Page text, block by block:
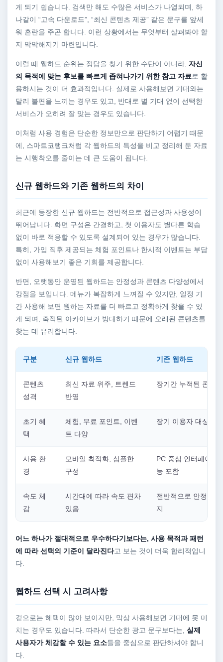
게 되기 쉽습니다. 검색만 해도 수많은 서비스가 나열되며, 하
나같이 “고속 다운로드”, “최신 콘텐츠 제공” 같은 문구를 앞세
워 혼란을 주곤 합니다. 이런 상황에서는 무엇부터 살펴봐야 할
지 막막해지기 마련입니다.
이럴 때 웹하드 순위는 정답을 찾기 위한 수단이 아니라, 자신
의 목적에 맞는 후보를 빠르게 좁혀나가기 위한 참고 자료로 활
용하시는 것이 더 효과적입니다. 실제로 사용해보면 기대와는
달리 불편을 느끼는 경우도 있고, 반대로 별 기대 없이 선택한
서비스가 오히려 잘 맞는 경우도 있습니다.
이처럼 사용 경험은 단순한 정보만으로 판단하기 어렵기 때문
에, 스마트코랭크처럼 각 웹하드의 특성을 비교 정리해 둔 자료
는 시행착오를 줄이는 데 큰 도움이 됩니다.
신규 웹하드와 기존 웹하드의 차이
최근에 등장한 신규 웹하드는 전반적으로 접근성과 사용성이
뛰어납니다. 화면 구성은 간결하고, 첫 이용자도 별다른 학습
없이 바로 적응할 수 있도록 설계되어 있는 경우가 많습니다.
특히, 가입 직후 제공되는 체험 포인트나 한시적 이벤트는 부담
없이 사용해보기 좋은 기회를 제공합니다.
반면, 오랫동안 운영된 웹하드는 안정성과 콘텐츠 다양성에서
강점을 보입니다. 메뉴가 복잡하게 느껴질 수 있지만, 일정 기
간 사용해 보면 원하는 자료를 더 빠르고 정확하게 찾을 수 있
게 되며, 축적된 아카이브가 방대하기 때문에 오래된 콘텐츠를
찾는 데 유리합니다.
구분 신규 웹하드 기존 웹하드
콘텐츠
성격
최신 자료 위주, 트렌드
반영
장기간 누적된 콘텐
초기 혜
택
체험, 무료 포인트, 이벤
트 다양
장기 이용자 대상 혜
사용 환
경
모바일 최적화, 심플한
구성
PC 중심 인터페이스,
능 포함
속도 체
감
시간대에 따라 속도 편차
있음
전반적으로 안정적인
지
어느 하나가 절대적으로 우수하다기보다는, 사용 목적과 패턴
에 따라 선택의 기준이 달라진다고 보는 것이 더욱 합리적입니
다.
웹하드 선택 시 고려사항
겉으로는 혜택이 많아 보이지만, 막상 사용해보면 기대에 못 미
치는 경우도 있습니다. 따라서 단순한 광고 문구보다는, 실제
사용자가 체감할 수 있는 요소들을 중심으로 판단하셔야 합니
다.